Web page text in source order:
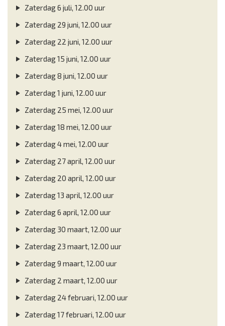
Zaterdag 6 juli, 12.00 uur
Zaterdag 29 juni, 12.00 uur
Zaterdag 22 juni, 12.00 uur
Zaterdag 15 juni, 12.00 uur
Zaterdag 8 juni, 12.00 uur
Zaterdag 1 juni, 12.00 uur
Zaterdag 25 mei, 12.00 uur
Zaterdag 18 mei, 12.00 uur
Zaterdag 4 mei, 12.00 uur
Zaterdag 27 april, 12.00 uur
Zaterdag 20 april, 12.00 uur
Zaterdag 13 april, 12.00 uur
Zaterdag 6 april, 12.00 uur
Zaterdag 30 maart, 12.00 uur
Zaterdag 23 maart, 12.00 uur
Zaterdag 9 maart, 12.00 uur
Zaterdag 2 maart, 12.00 uur
Zaterdag 24 februari, 12.00 uur
Zaterdag 17 februari, 12.00 uur